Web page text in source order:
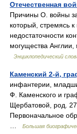
Отечественная
Причины О. войны
который, стремясь
недостаточности
могущества
Энциклопедический
Каменский 2-й,
инфантерии,
Ф. Каменского и
Щербатовой, род.
Первоначальное
Большая